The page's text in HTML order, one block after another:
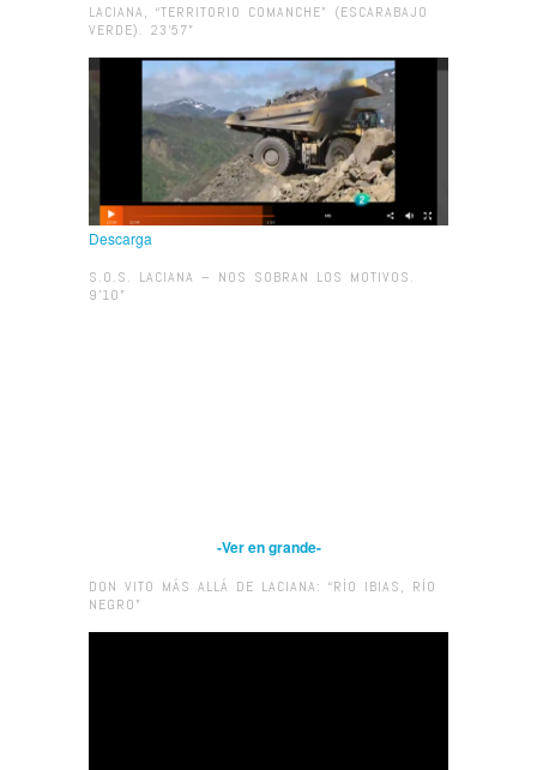
LACIANA, “TERRITORIO COMANCHE” (ESCARABAJO
VERDE). 23’57”
Descarga
S.O.S. LACIANA – NOS SOBRAN LOS MOTIVOS.
9’10”
-Ver en grande-
DON VITO MÁS ALLÁ DE LACIANA: “RÍO IBIAS, RÍO
NEGRO”